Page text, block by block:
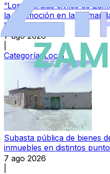
“Los guardias civiles de
la conmoción en la
Laura
7 ago 2026
Categoría:Local
Subasta pública de bienes
inmuebles en distintos
7 ago 2026